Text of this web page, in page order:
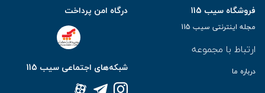
فروشگاه سیب 115
مجله اینترنتی سیب 115
ارتباط با مجموعه
درباره ما
درگاه امن پرداخت
شبکه‌های اجتماعی سیب 115